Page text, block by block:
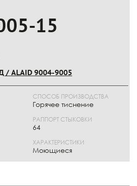
15
/ ALAID 9004-9005
СПОСОБ ПРОИЗВОДСТВА
Горячее тиснение
РАППОРТ СТЫКОВКИ
64
ХАРАКТЕРИСТИКИ
Моющиеся